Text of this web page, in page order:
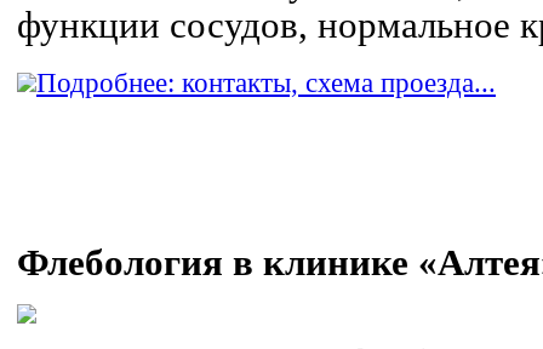
функции сосудов, нормальное
Подробнее: контакты, схема проезда...
Флебология в клинике